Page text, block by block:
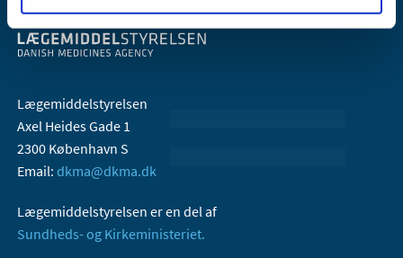
Lægemiddelstyrelsen
Axel Heides Gade 1
2300 København S
Email: dkma@dkma.dk
Lægemiddelstyrelsen er en del af
Sundheds- og Kirkeministeriet.